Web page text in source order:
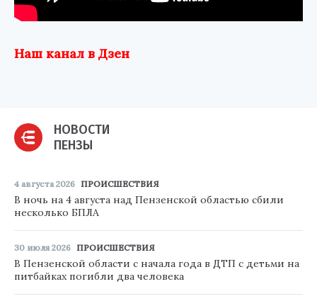
Наш канал в Дзен
НОВОСТИ
ПЕНЗЫ
4 августа 2026 ПРОИСШЕСТВИЯ
В ночь на 4 августа над Пензенской областью сбили
несколько БПЛА
30 июля 2026 ПРОИСШЕСТВИЯ
В Пензенской области с начала года в ДТП с детьми на
питбайках погибли два человека